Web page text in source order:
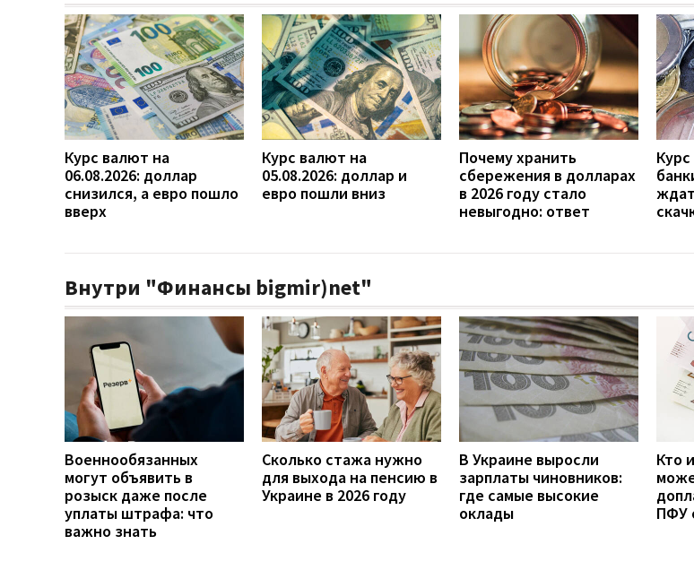
Курс валют на
06.08.2026: доллар
снизился, а евро пошло
вверх
Курс валют на
05.08.2026: доллар и
евро пошли вниз
Почему хранить
сбережения в долларах
в 2026 году стало
невыгодно: ответ
Внутри "Финансы bigmir)net"
Военнообязанных
могут объявить в
розыск даже после
уплаты штрафа: что
важно знать
Сколько стажа нужно
для выхода на пенсию в
Украине в 2026 году
В Украине выросли
зарплаты чиновников:
где самые высокие
оклады
Кто
ПФУ